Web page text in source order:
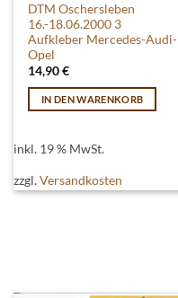
DTM Oschersleben
16.-18.06.2000 3
Aufkleber Mercedes-Audi-
Opel
14,90€
IN DEN WARENKORB
inkl. 19 % MwSt.
zzgl.Versandkosten